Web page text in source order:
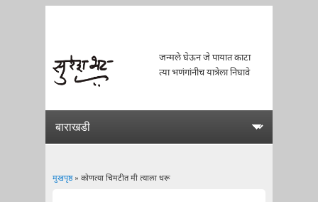
जन्मले घेऊन जे पायात काटा
त्या भणंगांनीच यात्रेला निघावे
मुखपृष्ठ» कोणत्या चिमटीत मी त्याला धरू